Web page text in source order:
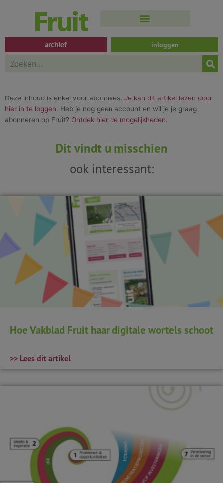
inhoud
archief inloggen
Search
Deze inhoud is enkel voor abonnees. Je kan dit artikel lezen door
hier in te loggen. Heb je nog geen account en wil je je graag
abonneren op Fruit? Ontdek hier de mogelijkheden.
Dit vindt u misschien
ook interessant:
Hoe Vakblad Fruit haar digitale wortels schoot
>> Lees dit artikel